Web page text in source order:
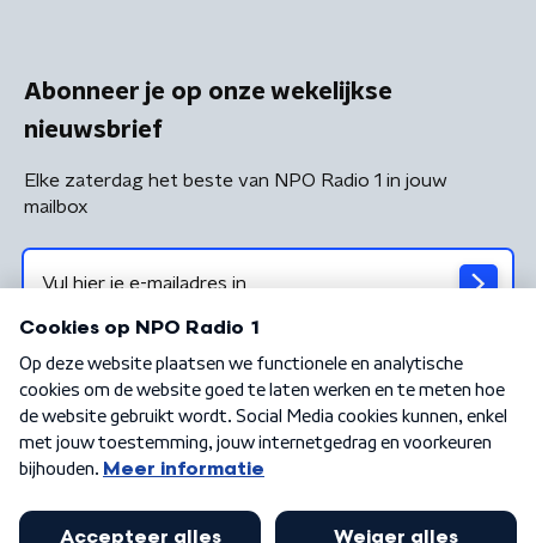
Abonneer je op onze wekelijkse
nieuwsbrief
Elke zaterdag het beste van NPO Radio 1 in jouw
mailbox
Algemene voorwaarden Privacybeleid